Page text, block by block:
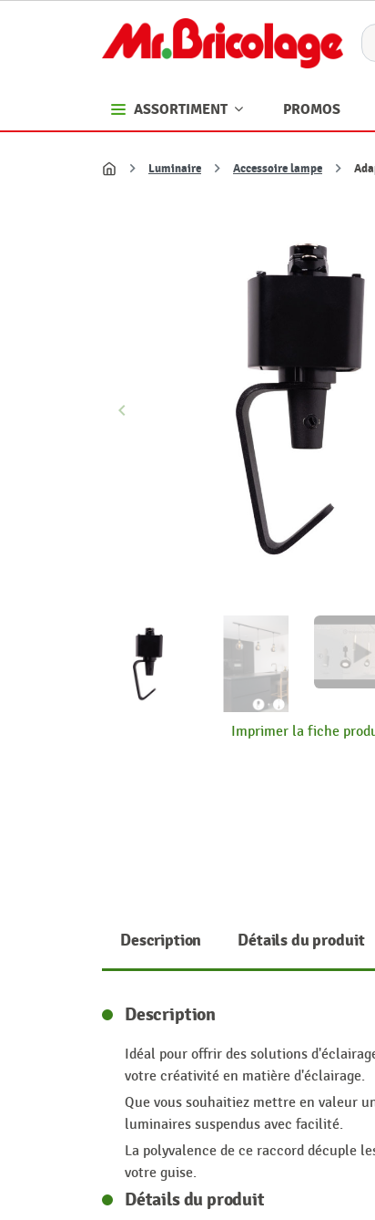
ASSORTIMENT PROMOS
Accueil
Luminaire Accessoire lampe
Précédent
keyboard_arrow_left
Imprimer la fiche
Description Détails du produit
Description
Idéal pour offrir des solutions
votre créativité en matière d'éclairage.
Que vous souhaitiez mettre en valeur
luminaires suspendus avec facilité.
La polyvalence de ce raccord décuple
votre guise.
Détails du produit